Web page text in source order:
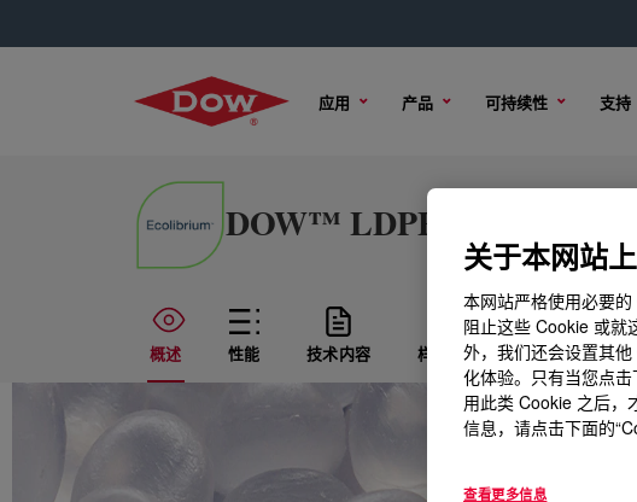
应用 产品 可持续性 支持
DOW™ LDPE 450E REN
概述 性能 技术内容 样品选项 购买选项
关于本网站
本网站严格使用必要
阻止这些 Cookie 或就
外，我们还会设置其
化体验。只有当您点
用此类 Cookie 之后，
信息，请点击下面的
查看更多信息